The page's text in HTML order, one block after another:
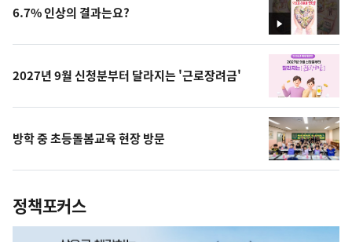
영
상
6.7% 인상의 결과는요?
2027년 9월 신청분부터 달라지는 '근로장려금'
방학 중 초등돌봄교육 현장 방문
정책포커스